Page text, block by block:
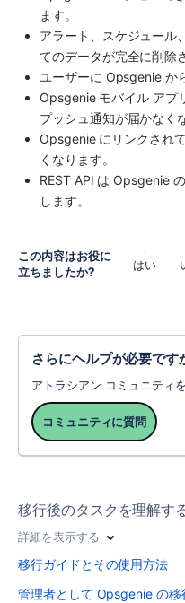
ます。
アラート、スケジュール
てのデータが完全に削除
ユーザーに Opsgenie か
Opsgenie モバイル アプ
プッシュ通知が届かなく
Opsgenie にリンクされ
くなります。
REST API は Opsgenie
します。
この内容はお役に
立ちましたか?
はい
さらにヘルプが必要です
アトラシアン コミュニティ
コミュニティに質問
移行後のタスクを理解す
詳細を表示する
移行ガイドとその使用方法
管理者として Opsgenie の移